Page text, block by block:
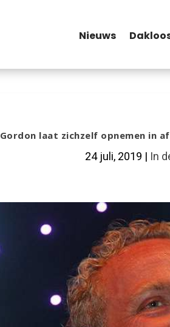
Nieuws
Gordon laat zichzelf opnemen in
24 juli, 2019 | In